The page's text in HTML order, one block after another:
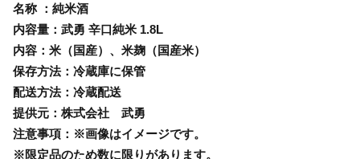
名称 ：純米酒
内容量：武勇 辛口純米 1.8L
内容：米（国産）、米麹（国産米）
保存方法：冷蔵庫に保管
配送方法：冷蔵配送
提供元：株式会社 武勇
注意事項：※画像はイメージです。
※限定品のため数に限りがあります。